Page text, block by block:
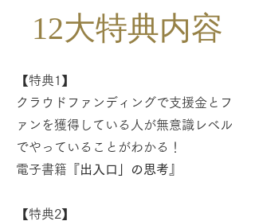
12大特典内容
【特典1】
クラウドファンディングで支援金とフ
ァンを獲得している人が無意識レベル
でやっていることがわかる！
電子書籍 『出入口」の思考』
【特典2】